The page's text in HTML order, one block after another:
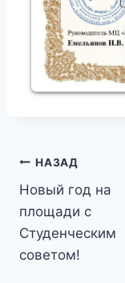
Навигация
по
записям
НАЗАД
Новый год на
площади с
Студенческим
советом!